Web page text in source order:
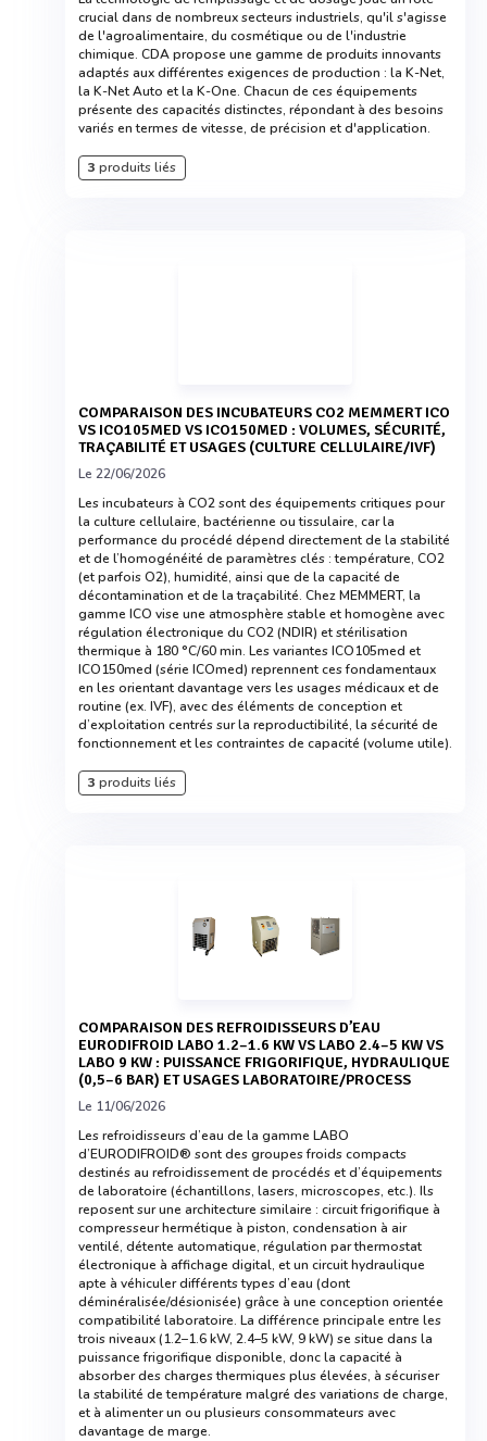
crucial dans de nombreux secteurs industriels, qu'il s'agisse
de l'agroalimentaire, du cosmétique ou de l'industrie
chimique. CDA propose une gamme de produits innovants
adaptés aux différentes exigences de production : la K-Net,
la K-Net Auto et la K-One. Chacun de ces équipements
présente des capacités distinctes, répondant à des besoins
variés en termes de vitesse, de précision et d'application.
3 produits liés
COMPARAISON DES INCUBATEURS CO2 MEMMERT ICO
VS ICO105MED VS ICO150MED : VOLUMES, SÉCURITÉ,
TRAÇABILITÉ ET USAGES (CULTURE CELLULAIRE/IVF)
Le 22/06/2026
Les incubateurs à CO2 sont des équipements critiques pour
la culture cellulaire, bactérienne ou tissulaire, car la
performance du procédé dépend directement de la stabilité
et de l’homogénéité de paramètres clés : température, CO2
(et parfois O2), humidité, ainsi que de la capacité de
décontamination et de la traçabilité. Chez MEMMERT, la
gamme ICO vise une atmosphère stable et homogène avec
régulation électronique du CO2 (NDIR) et stérilisation
thermique à 180 °C/60 min. Les variantes ICO105med et
ICO150med (série ICOmed) reprennent ces fondamentaux
en les orientant davantage vers les usages médicaux et de
routine (ex. IVF), avec des éléments de conception et
d’exploitation centrés sur la reproductibilité, la sécurité de
fonctionnement et les contraintes de capacité (volume utile).
3 produits liés
COMPARAISON DES REFROIDISSEURS D’EAU
EURODIFROID LABO 1.2–1.6 KW VS LABO 2.4–5 KW VS
LABO 9 KW : PUISSANCE FRIGORIFIQUE, HYDRAULIQUE
(0,5–6 BAR) ET USAGES LABORATOIRE/PROCESS
Le 11/06/2026
Les refroidisseurs d’eau de la gamme LABO
d’EURODIFROID® sont des groupes froids compacts
destinés au refroidissement de procédés et d’équipements
de laboratoire (échantillons, lasers, microscopes, etc.). Ils
reposent sur une architecture similaire : circuit frigorifique à
compresseur hermétique à piston, condensation à air
ventilé, détente automatique, régulation par thermostat
électronique à affichage digital, et un circuit hydraulique
apte à véhiculer différents types d’eau (dont
déminéralisée/désionisée) grâce à une conception orientée
compatibilité laboratoire. La différence principale entre les
trois niveaux (1.2–1.6 kW, 2.4–5 kW, 9 kW) se situe dans la
puissance frigorifique disponible, donc la capacité à
absorber des charges thermiques plus élevées, à sécuriser
la stabilité de température malgré des variations de charge,
et à alimenter un ou plusieurs consommateurs avec
davantage de marge.